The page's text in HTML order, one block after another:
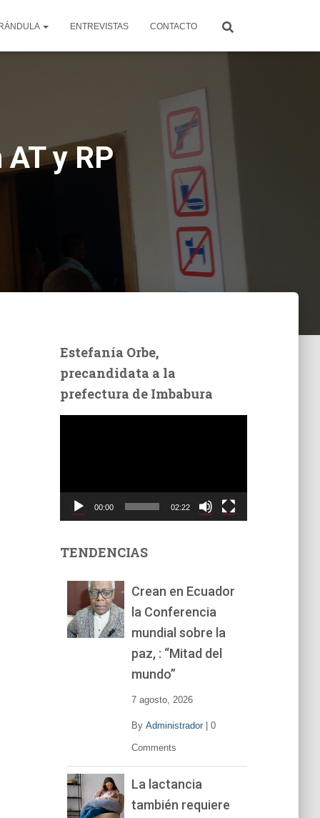
ENTREVISTAS CONTACTO
y RP
Estefanía Orbe,
precandidata a la
prefectura de Imbabura
t
00:00 02:22
TENDENCIAS
Crean en Ecuador
la Conferencia
mundial sobre la
paz, : “Mitad del
mundo”
7 agosto, 2026
By Administrador| 0
Comments
La lactancia
también requiere